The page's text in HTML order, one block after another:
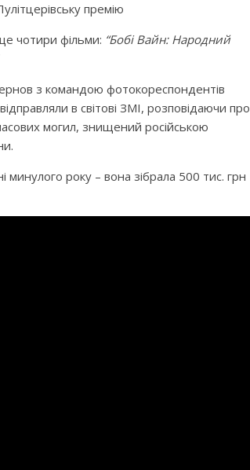
премію
чотири фільми: “Бобі Вайн: Народний
з командою фотокореспондентів
в світові ЗМІ, розповідаючи про
могил, знищений російською
минулого року – вона зібрала 500 тис. грн